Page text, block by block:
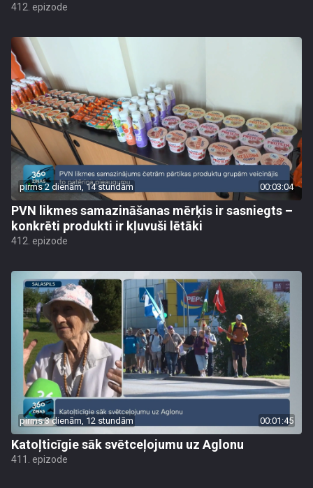
412. epizode
pirms 2 dienām, 14 stundām 00:03:04
PVN likmes samazināšanas mērķis ir sasniegts –
konkrēti produkti ir kļuvuši lētāki
412. epizode
pirms 3 dienām, 12 stundām 00:01:45
Katoļticīgie sāk svētceļojumu uz Aglonu
411. epizode